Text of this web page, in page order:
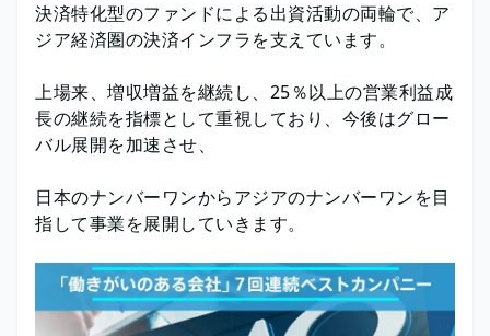
決済特化型のファンドによる出資活動の両輪で、ア
ジア経済圏の決済インフラを支えています。
上場来、増収増益を継続し、25％以上の営業利益成
長の継続を指標として重視しており、今後はグロー
バル展開を加速させ、
日本のナンバーワンからアジアのナンバーワンを目
指して事業を展開していきます。